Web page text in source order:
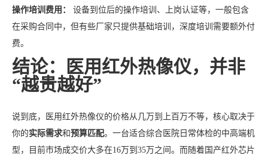
操作培训费用：
设备到位后的操作培训、上岗认证等，一般包含
在采购合同中，但有些厂家只提供基础培训，深度培训需要额外付
费。
结论：医用红外热像仪，并非
“越贵越好”
说到底，医用红外热像仪的价格从几万到上百万不等，核心取决于
你的实际需求和预算匹配。一台适合综合医院日常体检的中高端机
型，目前市场成交价大多在16万到35万之间。而随着国产红外芯片